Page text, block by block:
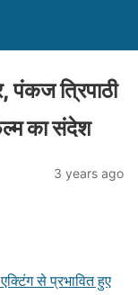
त्रिपाठी
का संदेश
3 years ago
से प्रभावित हुए